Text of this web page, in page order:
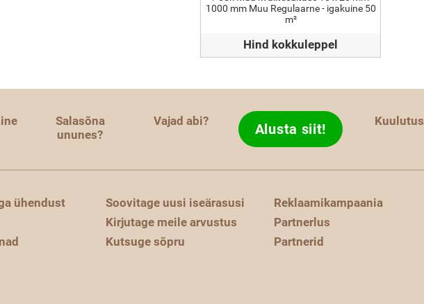
1000 mm Muu Regulaarne - igakuine 50
m²
Hind kokkuleppel
Salasõna
ununes?
Vajad abi? Alusta siit! Kuulutus
ühendust
Soovitage uusi iseärasusi
Kirjutage meile arvustus
Kutsuge sõpru
Reklaamikampaania
Partnerlus
Partnerid